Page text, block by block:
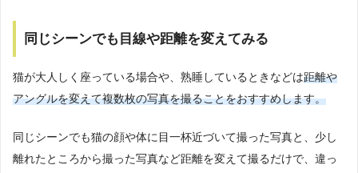
同じシーンでも目線や距離を変えてみる
猫が大人しく座っている場合や、熟睡しているときなどは距離や
アングルを変えて複数枚の写真を撮ることをおすすめします。
同じシーンでも猫の顔や体に目一杯近づいて撮った写真と、少し
離れたところから撮った写真など距離を変えて撮るだけで、違っ